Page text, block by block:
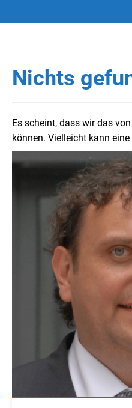
Nichts
Es scheint, dass wir das
können. Vielleicht kann